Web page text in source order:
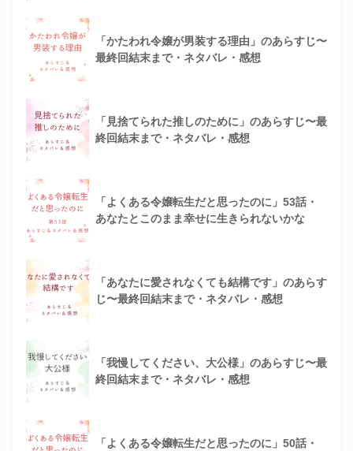
「かたわれ令嬢が男装する理由」のあらすじ〜
最終回結末まで・ネタバレ・感想
「見捨てられた推しのために」のあらすじ〜最
終回結末まで・ネタバレ・感想
「よくある令嬢転生だと思ったのに」53話・
あなたとこのまま幸せに生きられないかな
「あなたに愛されなくても結構です」のあらす
じ〜最終回結末まで・ネタバレ・感想
「我慢してください、大公様」のあらすじ〜最
終回結末まで・ネタバレ・感想
「よくある令嬢転生だと思ったのに」50話・